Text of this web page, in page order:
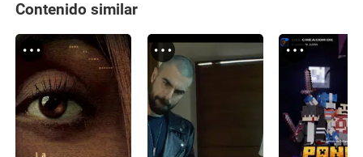
Contenido similar